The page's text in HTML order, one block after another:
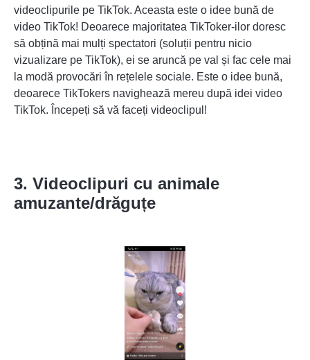
videoclipurile pe TikTok. Aceasta este o idee bună de
video TikTok! Deoarece majoritatea TikToker-ilor doresc
să obțină mai mulți spectatori (soluții pentru nicio
vizualizare pe TikTok), ei se aruncă pe val și fac cele mai
la modă provocări în rețelele sociale. Este o idee bună,
deoarece TikTokers navighează mereu după idei video
TikTok. Începeți să vă faceți videoclipul!
3. Videoclipuri cu animale
amuzante/drăguțe